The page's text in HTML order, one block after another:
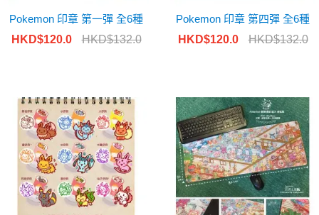
Pokemon 印章 第一彈 全6種
HKD$120.0
HKD$132.0
Pokemon 印章 第四彈 全6種
HKD$120.0
HKD$132.0